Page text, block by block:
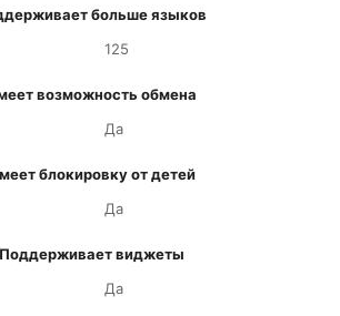
больше языков
125
возможность обмена
Да
блокировку от детей
Да
Поддерживает виджеты
Да